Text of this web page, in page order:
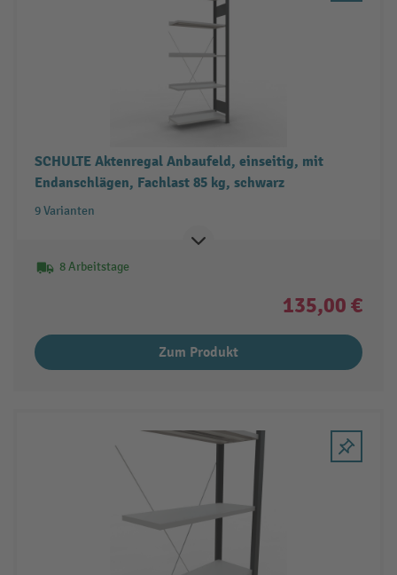
SCHULTE Aktenregal Anbaufeld, einseitig, mit
Endanschlägen, Fachlast 85 kg, schwarz
9 Varianten
8 Arbeitstage
135,00 €
Zum Produkt